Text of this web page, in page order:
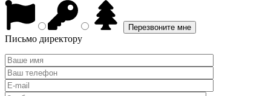
Письмо директору